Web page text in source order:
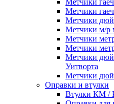
Метчики
Метчики
Метчики
Метчики м/р
Метчики
Метчики
Метчики
Уитворта
Метчики
Оправки и втулки
Втулки КМ /